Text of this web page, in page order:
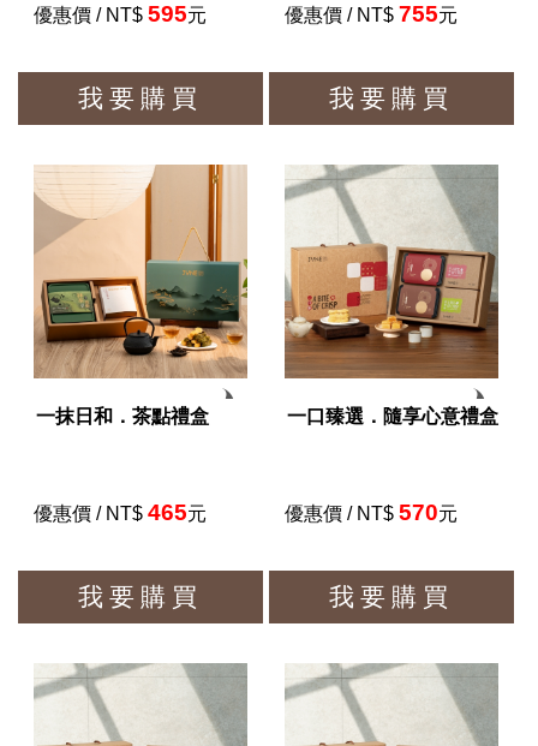
優惠價 / NT$ 595元
我要購買
優惠價 / NT$ 755元
我要購買
一抹日和．茶點禮盒
優惠價 / NT$ 465元
我要購買
一口臻選．隨享心意禮盒
優惠價 / NT$ 570元
我要購買